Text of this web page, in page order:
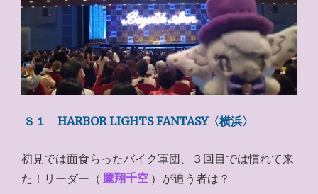
Ｓ１ HARBOR LIGHTS FANTASY〈横浜〉
初見では面食らったバイク軍団、３回目では慣れて来
た！リーダー（ 鷹翔千空 ）が追う者は？